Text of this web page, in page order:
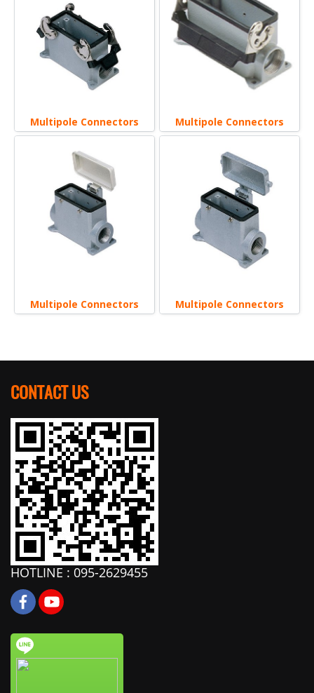
Multipole Connectors Multipole Connectors
Multipole Connectors Multipole Connectors
CONTACT US
HOTLINE : 095-2629455